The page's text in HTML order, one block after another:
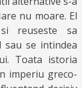
nu moare. El
reuseste sa
sau se intindea
Toata istoria
imperiu greco-